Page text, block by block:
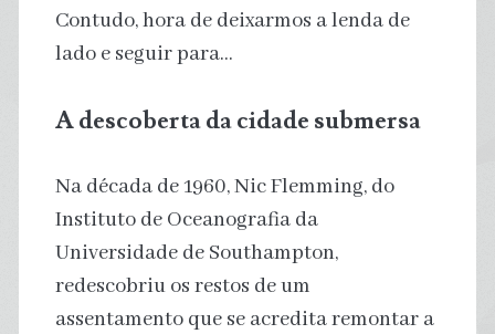
Contudo, hora de deixarmos a lenda de
lado e seguir para…
A descoberta da cidade submersa
Na década de 1960, Nic Flemming, do
Instituto de Oceanografia da
Universidade de Southampton,
redescobriu os restos de um
assentamento que se acredita remontar a